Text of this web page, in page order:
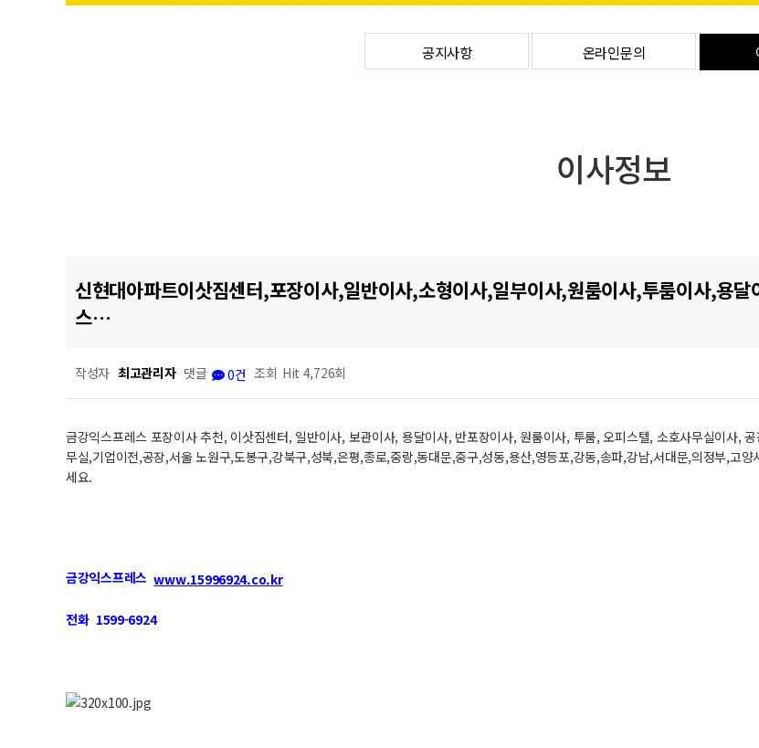
공지사항 온라인문의
이사정보
신현대아파트이삿짐센터,포장이사,일반이사,소형이사,일부이사,원룸이사,투룸이사,용
스…
작성자 최고관리자 댓글 0건 조회 Hit 4,726회
금강익스프레스 포장이사 추천, 이삿짐센터, 일반이사, 보관이사, 용달이사, 반포장이사, 원룸이사, 투룸, 오피스텔, 소호사무실이사,
무실,기업이전,공장,서울 노원구,도봉구,강북구,성북,은평,종로,중랑,동대문,중구,성동,용산,영등포,강동,송파,강남,서대문,의정부,고
세요.
금강익스프레스www.15996924.co.kr
전화 1599-6924